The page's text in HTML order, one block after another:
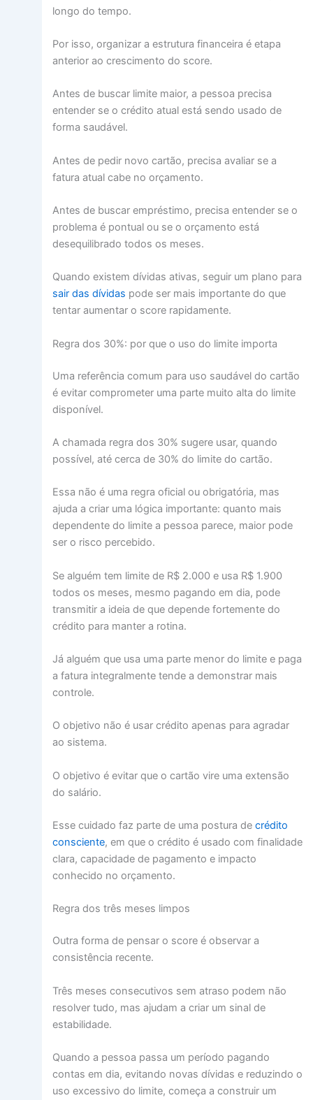
longo do tempo.
Por isso, organizar a estrutura financeira é etapa
anterior ao crescimento do score.
Antes de buscar limite maior, a pessoa precisa
entender se o crédito atual está sendo usado de
forma saudável.
Antes de pedir novo cartão, precisa avaliar se a
fatura atual cabe no orçamento.
Antes de buscar empréstimo, precisa entender se o
problema é pontual ou se o orçamento está
desequilibrado todos os meses.
Quando existem dívidas ativas, seguir um plano para
sair das dívidas pode ser mais importante do que
tentar aumentar o score rapidamente.
Regra dos 30%: por que o uso do limite importa
Uma referência comum para uso saudável do cartão
é evitar comprometer uma parte muito alta do limite
disponível.
A chamada regra dos 30% sugere usar, quando
possível, até cerca de 30% do limite do cartão.
Essa não é uma regra oficial ou obrigatória, mas
ajuda a criar uma lógica importante: quanto mais
dependente do limite a pessoa parece, maior pode
ser o risco percebido.
Se alguém tem limite de R$ 2.000 e usa R$ 1.900
todos os meses, mesmo pagando em dia, pode
transmitir a ideia de que depende fortemente do
crédito para manter a rotina.
Já alguém que usa uma parte menor do limite e paga
a fatura integralmente tende a demonstrar mais
controle.
O objetivo não é usar crédito apenas para agradar
ao sistema.
O objetivo é evitar que o cartão vire uma extensão
do salário.
Esse cuidado faz parte de uma postura de crédito
consciente, em que o crédito é usado com finalidade
clara, capacidade de pagamento e impacto
conhecido no orçamento.
Regra dos três meses limpos
Outra forma de pensar o score é observar a
consistência recente.
Três meses consecutivos sem atraso podem não
resolver tudo, mas ajudam a criar um sinal de
estabilidade.
Quando a pessoa passa um período pagando
contas em dia, evitando novas dívidas e reduzindo o
uso excessivo do limite, começa a construir um